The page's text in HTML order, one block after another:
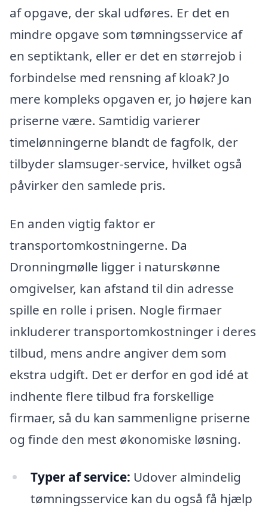
af opgave, der skal udføres. Er det en
mindre opgave som tømningsservice af
en septiktank, eller er det en størrejob i
forbindelse med rensning af kloak? Jo
mere kompleks opgaven er, jo højere kan
priserne være. Samtidig varierer
timelønningerne blandt de fagfolk, der
tilbyder slamsuger-service, hvilket også
påvirker den samlede pris.
En anden vigtig faktor er
transportomkostningerne. Da
Dronningmølle ligger i naturskønne
omgivelser, kan afstand til din adresse
spille en rolle i prisen. Nogle firmaer
inkluderer transportomkostninger i deres
tilbud, mens andre angiver dem som
ekstra udgift. Det er derfor en god idé at
indhente flere tilbud fra forskellige
firmaer, så du kan sammenligne priserne
og finde den mest økonomiske løsning.
Typer af service: Udover almindelig
tømningsservice kan du også få hjælp